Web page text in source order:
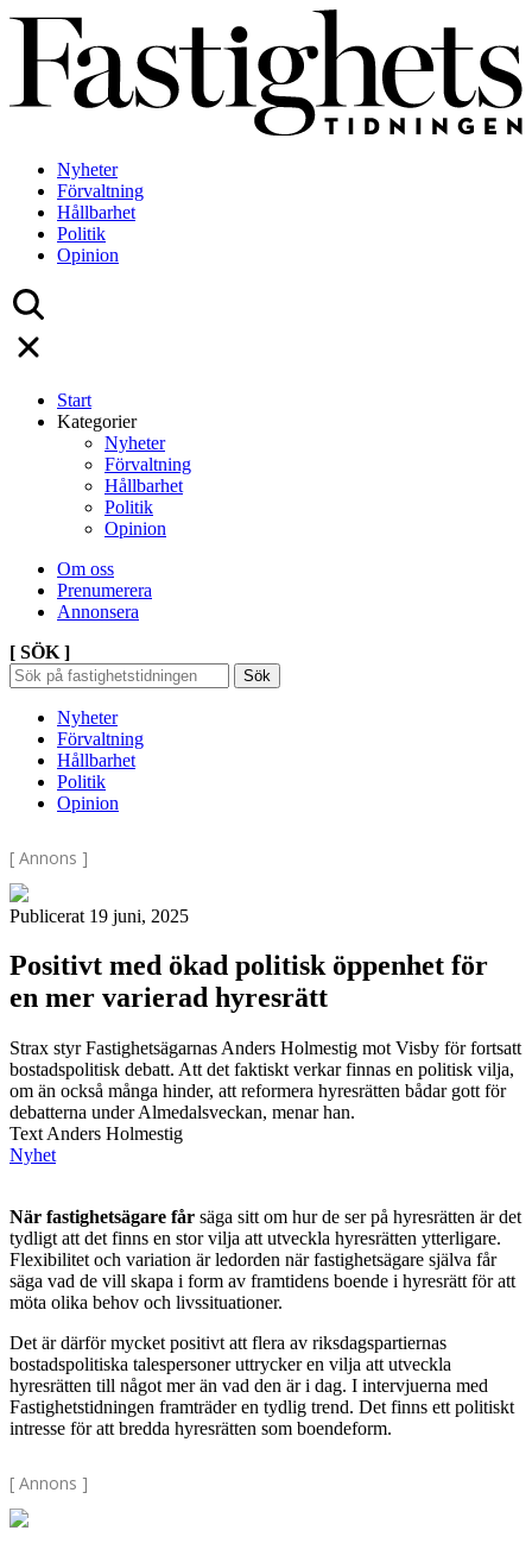
Skip
content
Nyheter
Förvaltning
Hållbarhet
Politik
Opinion
Start
Kategorier
Nyheter
Förvaltning
Hållbarhet
Politik
Opinion
Om oss
Prenumerera
Annonsera
[ SÖK ]
Sök
efter:
Sök
Sök
Nyheter
Förvaltning
Hållbarhet
Politik
Opinion
[ Annons ]
Publicerat 19 juni, 2025
Positivt med ökad politisk öppenhet för
en mer varierad hyresrätt
Strax styr Fastighetsägarnas Anders Holmestig mot Visby för fortsatt
bostadspolitisk debatt. Att det faktiskt verkar finnas en politisk vilja,
om än också många hinder, att reformera hyresrätten bådar gott för
debatterna under Almedalsveckan, menar han.
Text Anders Holmestig
Nyhet
När fastighetsägare får säga sitt om hur de ser på hyresrätten är det
tydligt att det finns en stor vilja att utveckla hyresrätten ytterligare.
Flexibilitet och variation är ledorden när fastighetsägare själva får
säga vad de vill skapa i form av framtidens boende i hyresrätt för att
möta olika behov och livssituationer.
Det är därför mycket positivt att flera av riksdagspartiernas
bostadspolitiska talespersoner uttrycker en vilja att utveckla
hyresrätten till något mer än vad den är i dag. I intervjuerna med
Fastighetstidningen framträder en tydlig trend. Det finns ett politiskt
intresse för att bredda hyresrätten som boendeform.
[ Annons ]